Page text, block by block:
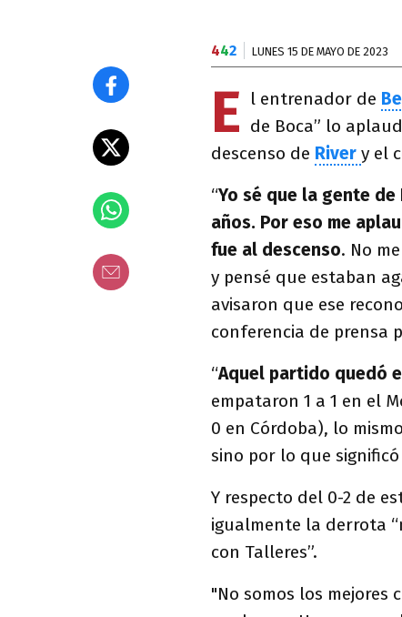
442 LUNES 15 DE MAYO DE 2023
E l entrenador de
de Boca” lo
descenso de River y el
“Yo sé que la gente
años. Por eso me
fue al descenso. No
y pensé que estaban
avisaron que ese
conferencia de prensa
“Aquel partido quedó
empataron 1 a 1 en el
0 en Córdoba), lo
sino por lo que
Y respecto del 0-2 de
igualmente la derrota
con Talleres”.
"No somos los mejores